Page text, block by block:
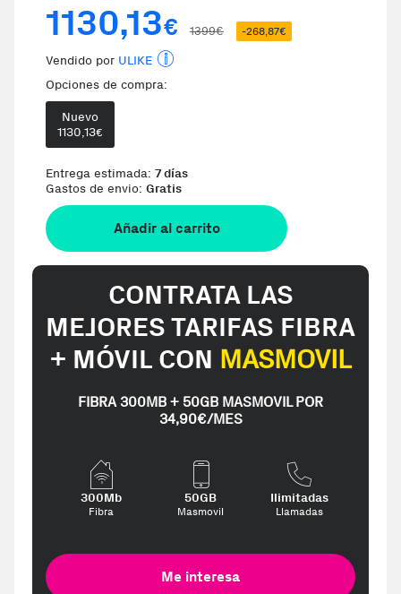
1130,13€ 1399€ -268,87€
Vendido por ULIKE
Opciones de compra:
Nuevo
1130,13€
Entrega estimada: 7 días
Gastos de envio: Gratis
Añadir al carrito
CONTRATA LAS
MEJORES TARIFAS FIBRA
+ MÓVIL CON MASMOVIL
FIBRA 300MB + 50GB MASMOVIL POR
34,90€/MES
300Mb
Fibra
50GB
Masmovil
Ilimitadas
Llamadas
Me interesa